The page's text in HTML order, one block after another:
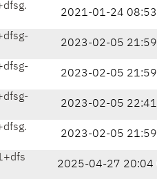
2021-01-24 08:53
2023-02-05 21:59
2023-02-05 21:59
2023-02-05 22:41
2023-02-05 21:59
2025-04-27 20:04